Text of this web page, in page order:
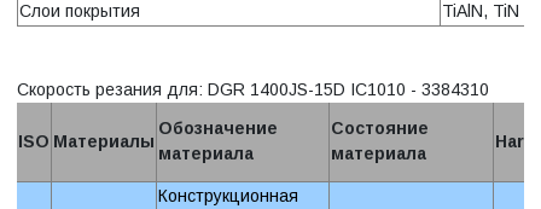
Слои покрытия TiAlN, TiN
Скорость резания для: DGR 1400JS-15D IC1010 - 3384310
ISO Материалы
Обозначение
материала
Состояние
материала
Конструкционная